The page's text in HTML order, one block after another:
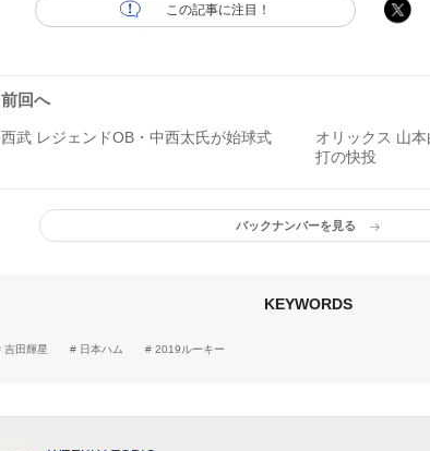
この記事に注目！
前回へ
西武 レジェンドOB・中西太氏が始球式
オリックス 山
打の快投
バックナンバーを見る
KEYWORDS
吉田輝星 日本ハム 2019ルーキー